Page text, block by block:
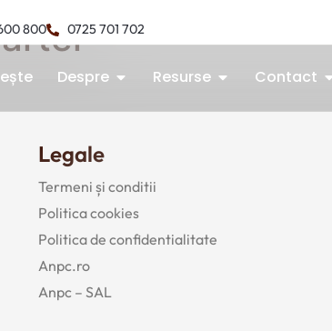
800 0725 701 702
Despre Resurse Contact
Legale
Termeni și conditii
Politica cookies
Politica de confidentialitate
Anpc.ro
Anpc – SAL